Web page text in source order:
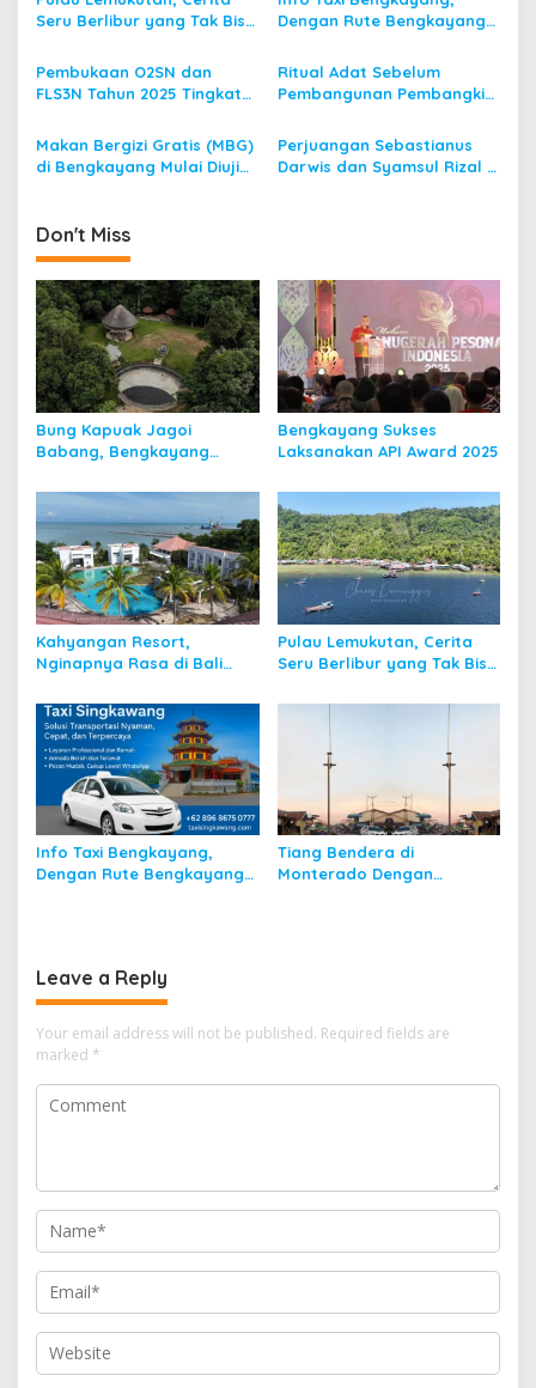
a
t
i
o
n
Seru Berlibur yang Tak Bisa
Dengan Rute Bengkayang
Pembukaan O2SN dan
FLS3N Tahun 2025 Tingkat
Bengkayang
Ritual Adat Sebelum
Pembangunan Pembangkit
(PLTMH)
Makan Bergizi Gratis (MBG)
di Bengkayang Mulai Diuji
Perjuangan Sebastianus
Darwis dan Syamsul Rizal 2
Don't Miss
Bung Kapuak Jagoi
Babang, Bengkayang
Bengkayang Sukses
Laksanakan API Award 2025
Kahyangan Resort,
Nginapnya Rasa di Bali
Pulau Lemukutan, Cerita
Seru Berlibur yang Tak Bisa
Info Taxi Bengkayang,
Dengan Rute Bengkayang
Tiang Bendera di
Monterado Dengan
Leave a Reply
Your email address will not be published. Required fields are
marked *